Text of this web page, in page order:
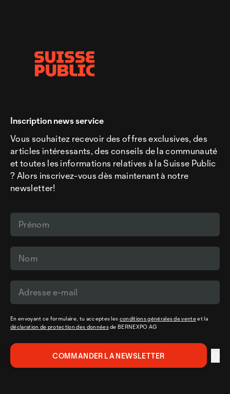
Inscription news service
Vous souhaitez recevoir des offres exclusives, des
articles intéressants, des conseils de la communauté
et toutes les informations relatives à la Suisse Public
? Alors inscrivez-vous dès maintenant à notre
newsletter!
En envoyant ce formulaire, tu acceptes les conditions générales de venteet la
déclaration de protection des donnéesde BERNEXPO AG